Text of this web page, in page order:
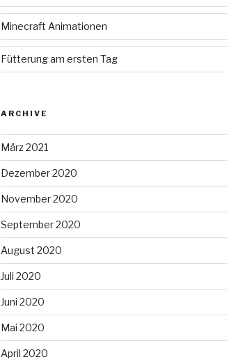
Minecraft Animationen
Fütterung am ersten Tag
ARCHIVE
März 2021
Dezember 2020
November 2020
September 2020
August 2020
Juli 2020
Juni 2020
Mai 2020
April 2020